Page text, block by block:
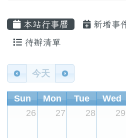
2026-02-12 重要
為避
子煙危害或誤觸法令，請各
2026-02-12 打詐
2026-02-12 注意
垃圾
源、廚餘及垃圾)+Q&A
本站行事曆 新增事
待辦清單
Calendar
今天
Sun Mon Tue Wed
26
27 28 29